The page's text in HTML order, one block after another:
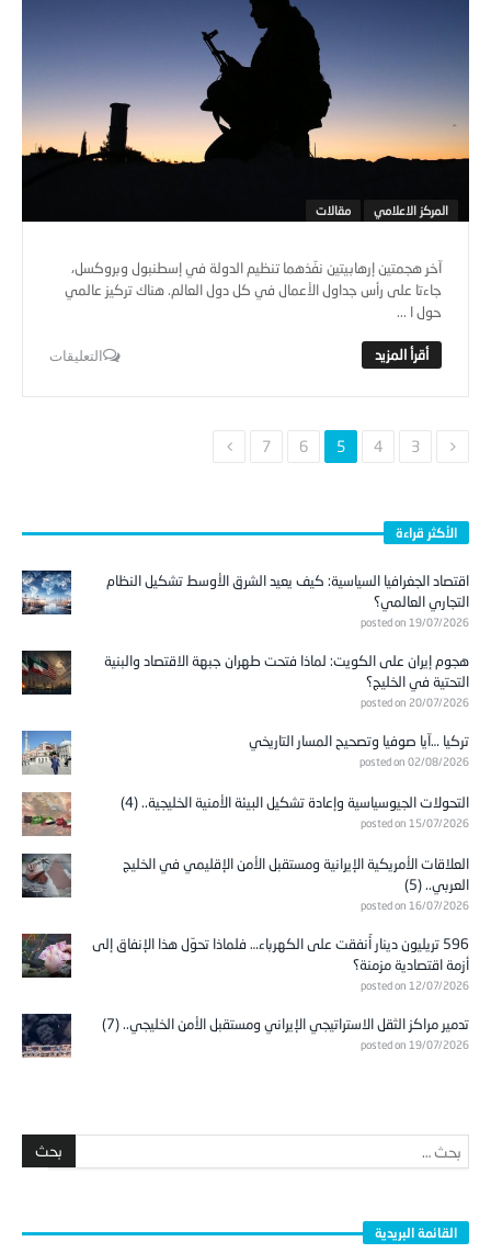
المركز الاعلامي مقالات
آخر هجمتين إرهابيتين نفّذهما تنظيم الدولة في إسطنبول وبروكسل،
جاءتا على رأس جداول الأعمال في كل دول العالم. هناك تركيز عالمي
حول ا ...
التعليقات
3
4
5
6
7
الأكثر قراءة
اقتصاد الجغرافيا السياسية: كيف يعيد الشرق الأوسط تشكيل النظام
التجاري العالمي؟
posted on 19/07/2026
هجوم إيران على الكويت: لماذا فتحت طهران جبهة الاقتصاد والبنية
التحتية في الخليج؟
posted on 20/07/2026
تركيا …آيا صوفيا وتصحيح المسار التاريخي
posted on 02/08/2026
التحولات الجيوسياسية وإعادة تشكيل البيئة الأمنية الخليجية.. (4)
posted on 15/07/2026
العلاقات الأمريكية الإيرانية ومستقبل الأمن الإقليمي في الخليج
العربي.. (5)
posted on 16/07/2026
596 تريليون دينار أُنفقت على الكهرباء… فلماذا تحوّل هذا الإنفاق إلى
أزمة اقتصادية مزمنة؟
posted on 12/07/2026
تدمير مراكز الثقل الاستراتيجي الإيراني ومستقبل الأمن الخليجي.. (7)
posted on 19/07/2026
القائمة البريدية